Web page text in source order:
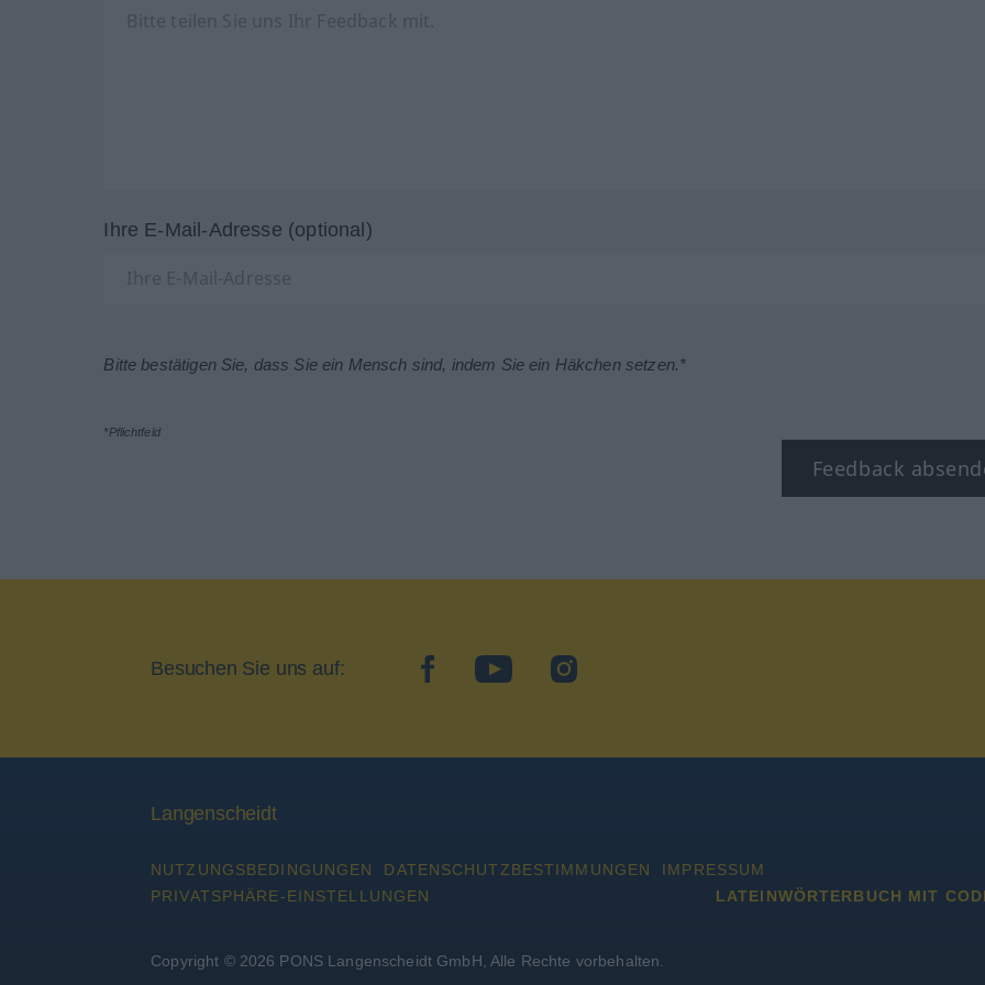
Ihre E-Mail-Adresse (optional)
Bitte bestätigen Sie, dass Sie ein Mensch sind, indem Sie ein Häkchen setzen.*
*Pflichtfeld
Feedback
Besuchen Sie uns auf: facebookYouTube Instagram
Langenscheidt
NUTZUNGSBEDINGUNGEN DATENSCHUTZBESTIMMUNGEN
IMPRESSUM
PRIVATSPHÄRE-EINSTELLUNGEN
LATEINWÖRTERBUCH MIT
Copyright © 2026 PONS Langenscheidt GmbH, Alle Rechte vorbehalten.